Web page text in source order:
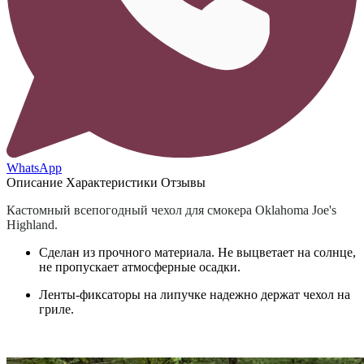
WhatsApp
Описание Характеристики Отзывы
Кастомный всепогодный чехол для смокера Oklahoma Joe's
Highland.
Сделан из прочного материала. Не выцветает на солнце,
не пропускает атмосферные осадки.
Ленты-фиксаторы на липучке надежно держат чехол на
гриле.